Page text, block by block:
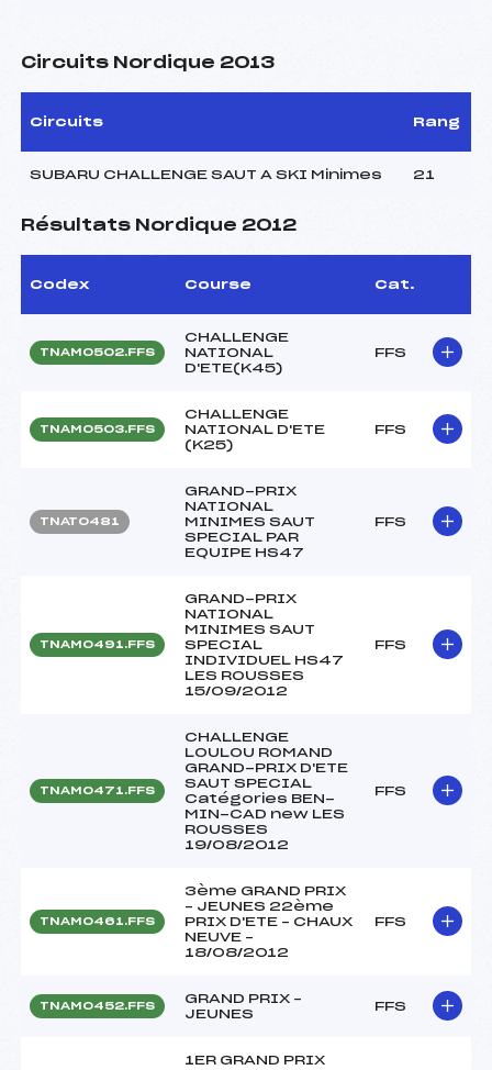
Circuits Nordique 2013
Circuits Rang
SUBARU CHALLENGE SAUT A SKI Minimes 21
Résultats Nordique 2012
Codex Course Cat.
TNAM0502.FFS
CHALLENGE
NATIONAL
D'ETE(K45)
FFS
TNAM0503.FFS
CHALLENGE
NATIONAL D'ETE
(K25)
FFS
TNAT0481
GRAND-PRIX
NATIONAL
MINIMES SAUT
SPECIAL PAR
EQUIPE HS47
FFS
TNAM0491.FFS
GRAND-PRIX
NATIONAL
MINIMES SAUT
SPECIAL
INDIVIDUEL HS47
LES ROUSSES
15/09/2012
FFS
TNAM0471.FFS
CHALLENGE
LOULOU ROMAND
GRAND-PRIX D'ETE
SAUT SPECIAL
Catégories BEN-
MIN-CAD new LES
ROUSSES
19/08/2012
FFS
TNAM0461.FFS
3ème GRAND PRIX
– JEUNES 22ème
PRIX D'ETE – CHAUX
NEUVE –
18/08/2012
FFS
TNAM0452.FFS
GRAND PRIX –
JEUNES
FFS
1ER GRAND PRIX